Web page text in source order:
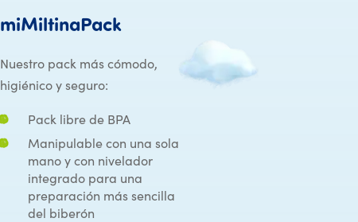
miMiltinaPackmiMiltinaPack
Nuestro pack más cómodo,
higiénico y seguro:
Pack libre de BPA
Manipulable con una sola
mano y con nivelador
integrado para una
preparación más sencilla
del biberón